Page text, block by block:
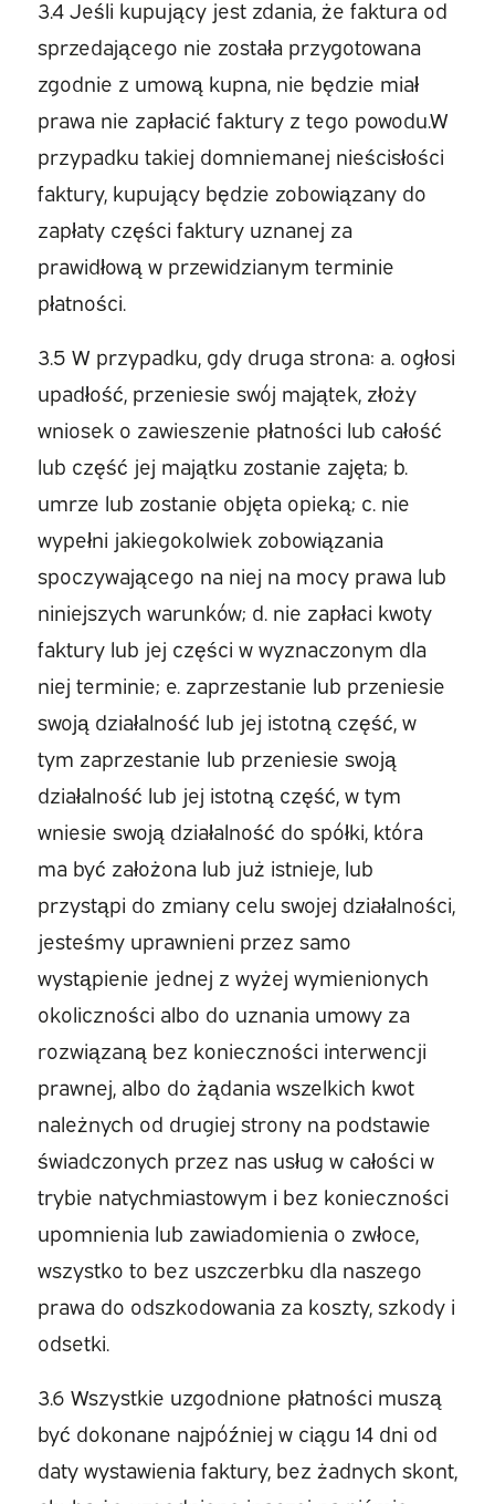
3.4 Jeśli kupujący jest zdania, że faktura od
sprzedającego nie została przygotowana
zgodnie z umową kupna, nie będzie miał
prawa nie zapłacić faktury z tego powodu.W
przypadku takiej domniemanej nieścisłości
faktury, kupujący będzie zobowiązany do
zapłaty części faktury uznanej za
prawidłową w przewidzianym terminie
płatności.
3.5 W przypadku, gdy druga strona: a. ogłosi
upadłość, przeniesie swój majątek, złoży
wniosek o zawieszenie płatności lub całość
lub część jej majątku zostanie zajęta; b.
umrze lub zostanie objęta opieką; c. nie
wypełni jakiegokolwiek zobowiązania
spoczywającego na niej na mocy prawa lub
niniejszych warunków; d. nie zapłaci kwoty
faktury lub jej części w wyznaczonym dla
niej terminie; e. zaprzestanie lub przeniesie
swoją działalność lub jej istotną część, w
tym zaprzestanie lub przeniesie swoją
działalność lub jej istotną część, w tym
wniesie swoją działalność do spółki, która
ma być założona lub już istnieje, lub
przystąpi do zmiany celu swojej działalności,
jesteśmy uprawnieni przez samo
wystąpienie jednej z wyżej wymienionych
okoliczności albo do uznania umowy za
rozwiązaną bez konieczności interwencji
prawnej, albo do żądania wszelkich kwot
należnych od drugiej strony na podstawie
świadczonych przez nas usług w całości w
trybie natychmiastowym i bez konieczności
upomnienia lub zawiadomienia o zwłoce,
wszystko to bez uszczerbku dla naszego
prawa do odszkodowania za koszty, szkody i
odsetki.
3.6 Wszystkie uzgodnione płatności muszą
być dokonane najpóźniej w ciągu 14 dni od
daty wystawienia faktury, bez żadnych skont,